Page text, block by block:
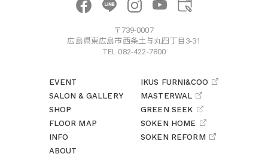
〒739-0007
広島県東広島市西条土与丸四丁目3-31
TEL.082-422-7800
EVENT
SALON & GALLERY
SHOP
FLOOR MAP
INFO
ABOUT
IKUS FURNI&COO
MASTERWAL
GREEN SEEK
SOKEN HOME
SOKEN REFORM